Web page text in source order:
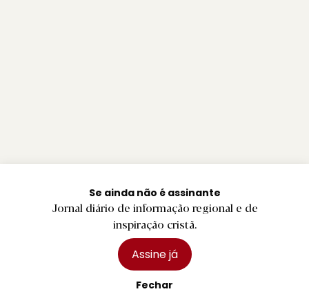
Se ainda não é assinante
Jornal diário de informação regional e de
inspiração cristã.
Assine já
Fechar